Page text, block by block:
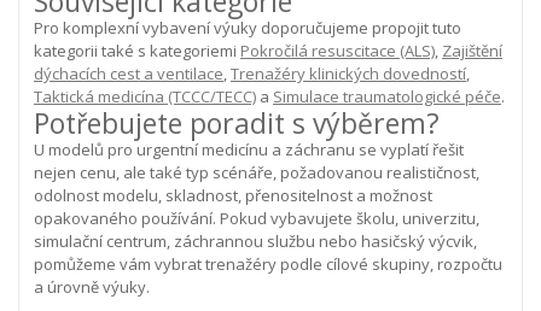
Pro komplexní vybavení výuky doporučujeme propojit tuto
kategorii také s kategoriemi Pokročilá resuscitace (ALS), Zajištění
dýchacích cest a ventilace,Trenažéry klinických dovedností,
Taktická medicína (TCCC/TECC) a Simulace traumatologické péče.
Potřebujete poradit s výběrem?
U modelů pro urgentní medicínu a záchranu se vyplatí řešit
nejen cenu, ale také typ scénáře, požadovanou realističnost,
odolnost modelu, skladnost, přenositelnost a možnost
opakovaného používání. Pokud vybavujete školu, univerzitu,
simulační centrum, záchrannou službu nebo hasičský výcvik,
pomůžeme vám vybrat trenažéry podle cílové skupiny, rozpočtu
a úrovně výuky.